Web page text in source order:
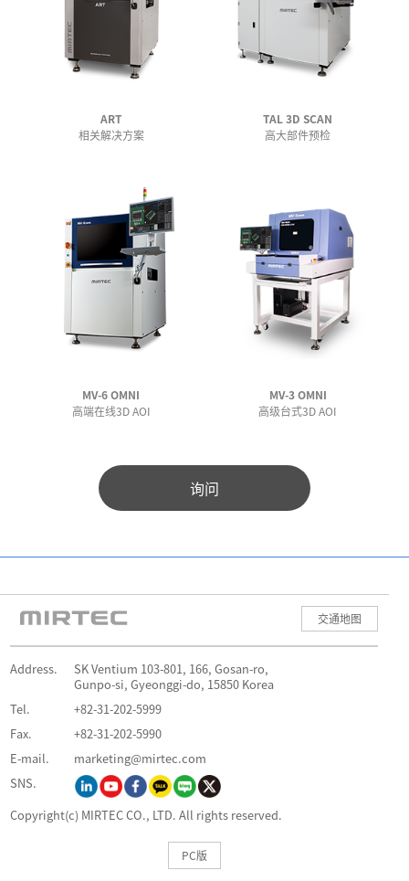
ART
相关解决方案
TAL 3D SCAN
高大部件预检
MV-6 OMNI
高端在线3D AOI
MV-3 OMNI
高级台式3D AOI
询问
交通地图
Address.
SK Ventium 103-801, 166, Gosan-ro,
Gunpo-si, Gyeonggi-do, 15850 Korea
Tel.
+82-31-202-5999
Fax.
+82-31-202-5990
E-mail.
marketing@mirtec.com
SNS.
Copyright(c) MIRTEC CO., LTD. All rights reserved.
PC版